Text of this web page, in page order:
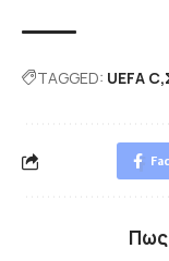
TAGGED: UEFA C
Πως